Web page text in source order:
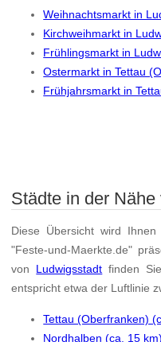
Weihnachtsmarkt in
Kirchweihmarkt in
Frühlingsmarkt in
Ostermarkt in Tettau
Frühjahrsmarkt in
Städte in der
Diese Übersicht wird
"Feste-und-Maerkte.de"
von Ludwigsstadt finden
entspricht etwa der Luftlinie
Tettau (Oberfranken)
Nordhalben (ca. 15 km)